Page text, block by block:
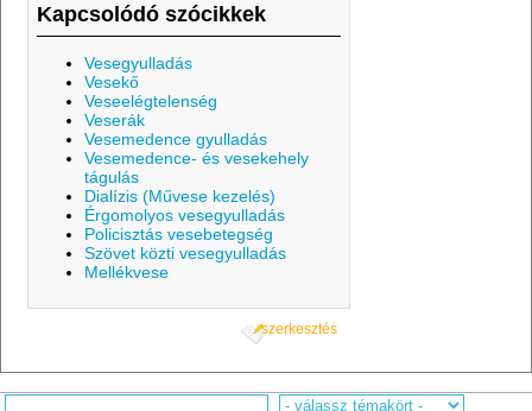
Kapcsolódó szócikkek
Vesegyulladás
Vesekő
Veseelégtelenség
Veserák
Vesemedence gyulladás
Vesemedence- és vesekehely
tágulás
Dialízis (Művese kezelés)
Érgomolyos vesegyulladás
Policisztás vesebetegség
Szövet közti vesegyulladás
Mellékvese
szerkesztés